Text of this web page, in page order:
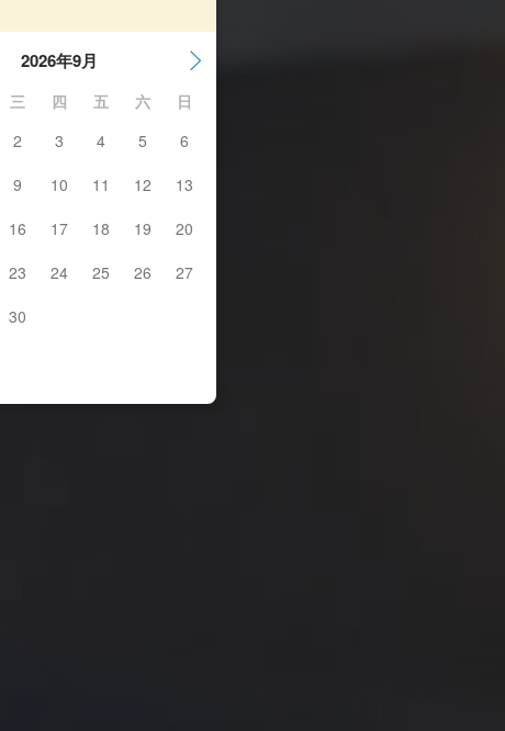
2026年9月
三 四 五 六
日
2 3 4 5
6
9 10 11 12
13
16 17 18 19
20
23 24 25 26
27
30